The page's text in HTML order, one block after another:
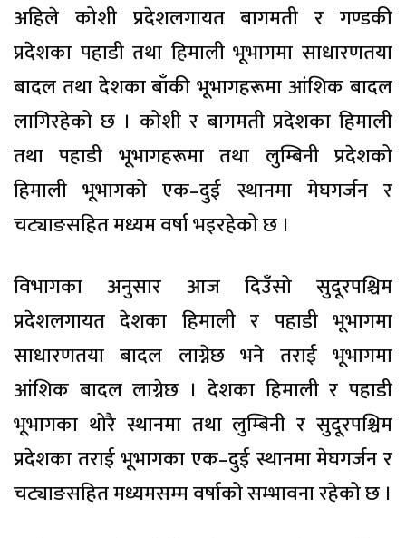
अहिले कोशी प्रदेशलगायत बागमती र गण्डकी
प्रदेशका पहाडी तथा हिमाली भूभागमा साधारणतया
बादल तथा देशका बाँकी भूभागहरूमा आंशिक बादल
लागिरहेको छ । कोशी र बागमती प्रदेशका हिमाली
तथा पहाडी भूभागहरूमा तथा लुम्बिनी प्रदेशको
हिमाली भूभागको एक–दुई स्थानमा मेघगर्जन र
चट्याङसहित मध्यम वर्षा भइरहेको छ ।
विभागका अनुसार आज दिउँसो सुदूरपश्चिम
प्रदेशलगायत देशका हिमाली र पहाडी भूभागमा
साधारणतया बादल लाग्नेछ भने तराई भूभागमा
आंशिक बादल लाग्नेछ । देशका हिमाली र पहाडी
भूभागका थोरै स्थानमा तथा लुम्बिनी र सुदूरपश्चिम
प्रदेशका तराई भूभागका एक–दुई स्थानमा मेघगर्जन र
चट्याङसहित मध्यमसम्म वर्षाको सम्भावना रहेको छ ।